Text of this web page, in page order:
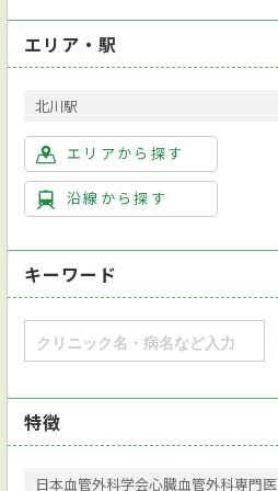
エリア・駅
北川駅
エリアから探す
沿線から探す
キーワード
特徴
日本血管外科学会心臓血管外科専門医